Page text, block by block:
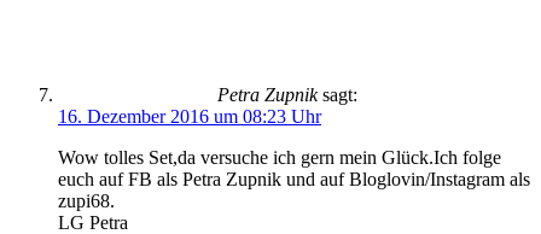
Petra Zupnik sagt:
16. Dezember 2016 um 08:23 Uhr
Wow tolles Set,da versuche ich gern mein Glück.Ich folge
euch auf FB als Petra Zupnik und auf Bloglovin/Instagram als
zupi68.
LG Petra